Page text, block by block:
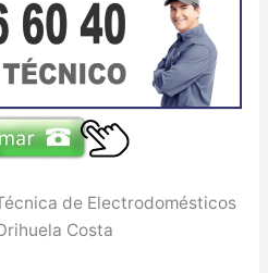
de Electrodomésticos
Costa